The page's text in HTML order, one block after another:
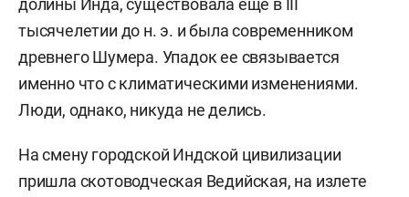
долины Инда, существовала еще в III
тысячелетии до н. э. и была современником
древнего Шумера. Упадок ее связывается
именно что с климатическими изменениями.
Люди, однако, никуда не делись.
На смену городской Индской цивилизации
пришла скотоводческая Ведийская, на излете